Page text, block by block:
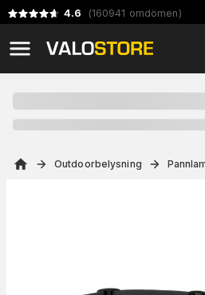
4.6 (160941 omdömen)
Outdoorbelysning